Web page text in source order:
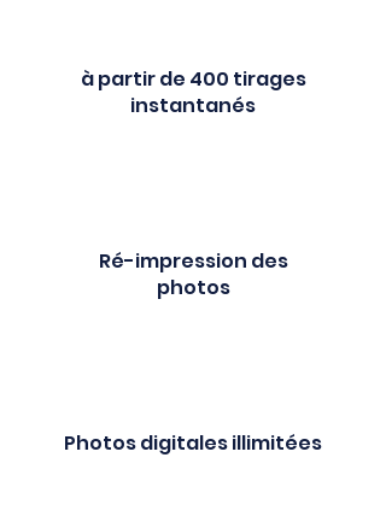
à partir de 400 tirages
instantanés
Ré-impression des
photos
Photos digitales illimitées